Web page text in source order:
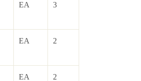
EA 3
EA 2
EA 2